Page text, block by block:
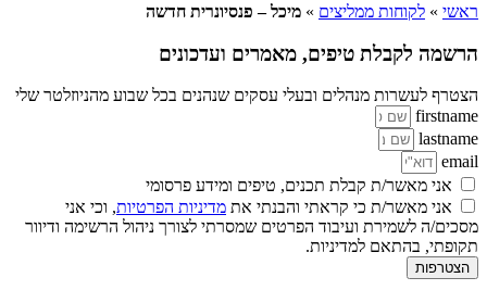
ראשי » לקוחות ממליצים » מיכל – פנסיונרית חדשה
הרשמה לקבלת טיפים, מאמרים ועדכונים
הצטרף לעשרות מנהלים ובעלי עסקים שנהנים בכל שבוע מהניוזלטר שלי
firstname
lastname
email
אני מאשר/ת קבלת תכנים, טיפים ומידע פרסומי
אני מאשר/ת כי קראתי והבנתי את מדיניות הפרטיות, וכי אני
מסכים/ה לשמירת ועיבוד הפרטים שמסרתי לצורך ניהול הרשימה ודיוור
תקופתי, בהתאם למדיניות.
הצטרפות